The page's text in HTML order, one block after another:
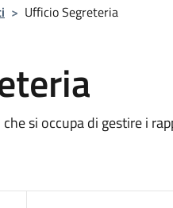
> Ufficio Segreteria
si occupa di gestire i